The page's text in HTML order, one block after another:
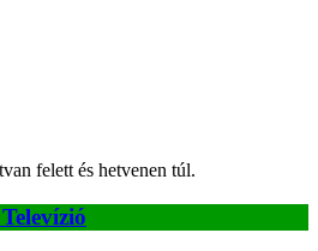
felett és hetvenen túl.